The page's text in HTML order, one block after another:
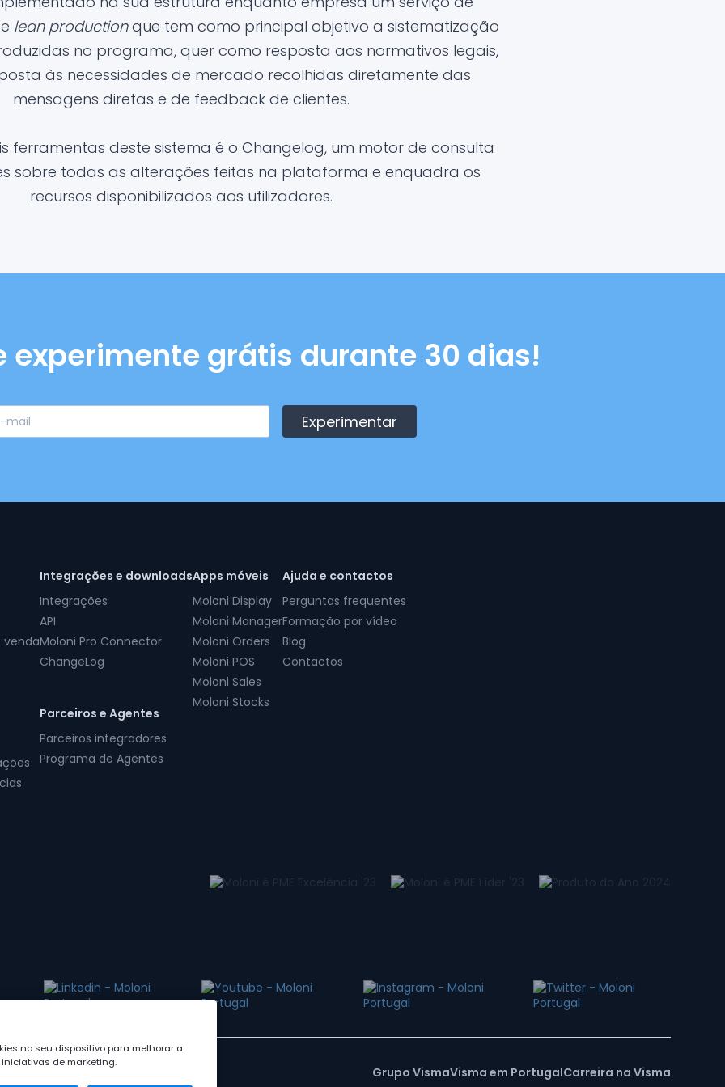
lean productionque tem como principal objetivo a sistematização
no programa, quer como resposta aos normativos legais,
às necessidades de mercado recolhidas diretamente das
mensagens diretas e de feedback de clientes.
ferramentas deste sistema é o Changelog, um motor de consulta
sobre todas as alterações feitas na plataforma e enquadra os
recursos disponibilizados aos utilizadores.
experimente grátis durante 30 dias!
Experimentar
venda
Integrações e downloads
Integrações
API
Moloni Pro Connector
ChangeLog
Parceiros e Agentes
Parceiros integradores
Programa de Agentes
Apps móveis
Moloni Display
Moloni Manager
Moloni Orders
Moloni POS
Moloni Sales
Moloni Stocks
Ajuda e contactos
Perguntas frequentes
Formação por vídeo
Blog
Contactos
Grupo VismaVisma em PortugalCarreira na Visma
no seu dispositivo para melhorar a
de marketing.